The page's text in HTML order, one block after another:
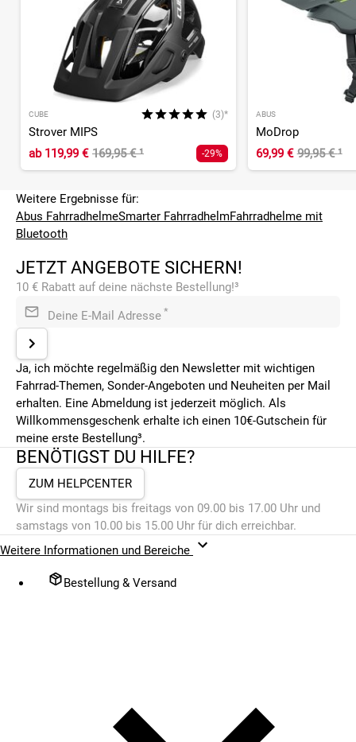
CUBE (3)*
Strover MIPS
ab119,99 € 169,95 €¹ -29%
ABUS
MoDrop
69,99 € 99,95 €¹
Weitere Ergebnisse für:
Abus FahrradhelmeSmarter FahrradhelmFahrradhelme mit
Bluetooth
JETZT ANGEBOTE SICHERN!
10 € Rabatt auf deine nächste Bestellung!³
Deine E-Mail Adresse *
Ja, ich möchte regelmäßig den Newsletter mit wichtigen
Fahrrad-Themen, Sonder-Angeboten und Neuheiten per Mail
erhalten. Eine Abmeldung ist jederzeit möglich. Als
Willkommensgeschenk erhalte ich einen 10€-Gutschein für
meine erste Bestellung³.
BENÖTIGST DU HILFE?
ZUM HELPCENTER
Wir sind montags bis freitags von 09.00 bis 17.00 Uhr und
samstags von 10.00 bis 15.00 Uhr für dich erreichbar.
Weitere Informationen und Bereiche
Bestellung & Versand